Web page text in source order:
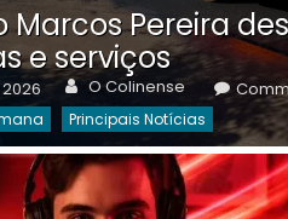
Marcos Pereira
e serviços
Author
O Colinense
Principais Notícias